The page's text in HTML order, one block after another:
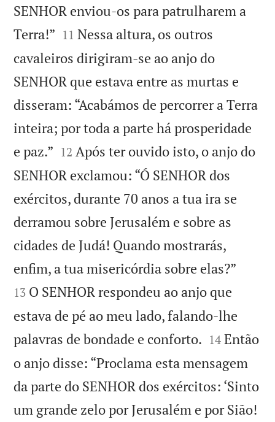
SENHOR enviou-os para patrulharem a
Terra!” 

11 Nessa altura, os outros
cavaleiros dirigiram-se ao anjo do
SENHOR que estava entre as murtas e
disseram: “Acabámos de percorrer a Terra
inteira; por toda a parte há prosperidade
e paz.” 

12 Após ter ouvido isto, o anjo do
SENHOR exclamou: “Ó SENHOR dos
exércitos, durante 70 anos a tua ira se
derramou sobre Jerusalém e sobre as
cidades de Judá! Quando mostrarás,
enfim, a tua misericórdia sobre elas?”
13 O SENHOR respondeu ao anjo que
estava de pé ao meu lado, falando-lhe
palavras de bondade e conforto. 

14 Então
o anjo disse: “Proclama esta mensagem
da parte do SENHOR dos exércitos: ‘Sinto
um grande zelo por Jerusalém e por Sião!